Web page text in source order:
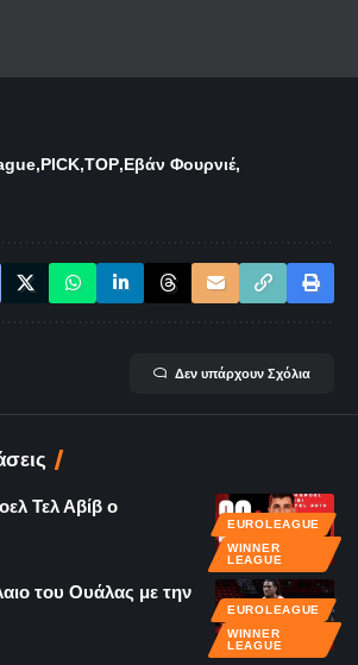
PICK TOP Εβάν Φουρνιέ
Δεν υπάρχουν Σχόλια
EUROLEAGUE
WINNER
LEAGUE
Τελ Αβίβ ο
EUROLEAGUE
WINNER
LEAGUE
του Ουάλας με την